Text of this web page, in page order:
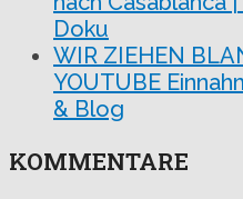
Doku
WIR ZIEHEN
YOUTUBE
& Blog
KOMMENTARE